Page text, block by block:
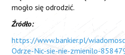
mogło się odrodzić.
Źródło:
https://www.bankier.pl/
Odrze-Nic-sie-nie-zmienilo-